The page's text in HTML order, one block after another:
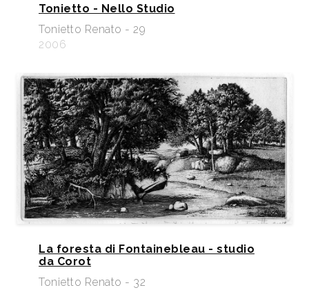
Tonietto - Nello Studio
Tonietto Renato - 29
2006
La foresta di Fontainebleau - studio
da Corot
Tonietto Renato - 32